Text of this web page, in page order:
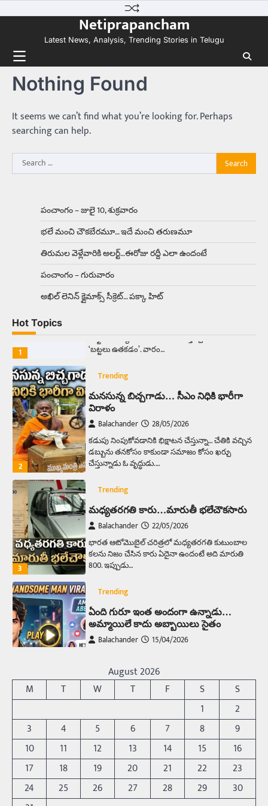
to
Netiprapancham
Latest News, Analysis, Trending Stories in Telugu
Nothing Found
It seems we can’t find what you’re looking for. Perhaps
searching can help.
Search
for:
పంచాంగం – జులై 10, శుక్రవారం
భలే మంచి చౌకబేరమూ… ఇదే మంచి తరుణమూ
తిరుమల వెళ్లేవారికి అలర్ట్‌…ఈరోజు రద్దీ ఎలా ఉందంటే
పంచాంగం – గురువారం
అఖిల్‌ లెనిన్ క్లైమాక్స్‌ సీక్రెట్‌… పక్కా హిట్‌
Hot Topics
కలను నిజం చేసిన కారు ఏదైనా ఉందంటే అది మారుతి
800. ఇప్పుడు…
4
Trending
ఏంది గురూ ఇంత అందంగా ఉన్నాడు…
అమ్మాయిలే కాదు అబ్బాయిలు సైతం
Balachander
అందమైన అమ్మాయిని పుత్తడి బొమ్మఅని లేదా బాపూ
బోమ్మ అని పిలుస్తాం. స్పెయిన్‌ అమ్మాయిలు చాలా
అందంగా ఉంటారనే నానుడి…
Balachander
ఉత్తర ప్రదేశ్‌లోని ఝాన్సీ జిల్లాలో ఒక వింతైన రోడ్డు
ప్రమాదం చోటుచేసుకుంది. ఝాన్సీ–కాన్పూర్ జాతీయ
రహదారిపై వేల సంఖ్యలో బీరు…
1
Trending
అక్కడ ఆదివారం బట్టలు ఉతికితే…జైలుకే
సాఫ్ట్‌వేర్ ఉద్యోగి వరకు అందరికీ గుర్తొచ్చే మొదటి పని
‘బట్టలు ఉతకడం’. వారం…
2
Trending
మనసున్న బిచ్చగాడు… సీఎం నిధికి భారీగా
విరాళం
Balachander 28/05/2026
కడుపు నింపుకోవడానికి భిక్షాటన చేస్తున్నా… చేతికి వచ్చిన
డబ్బును తనకోసం కాకుండా సమాజం కోసం ఖర్చు
చేస్తున్నాడు ఓ వృద్ధుడు.…
3
Trending
మధ్యతరగతి కారు…మారుతీ భలేచౌకసారు
Balachander 22/05/2026
భారత ఆటోమొబైల్ చరిత్రలో మధ్యతరగతి కుటుంబాల
కలను నిజం చేసిన కారు ఏదైనా ఉందంటే అది మారుతి
800. ఇప్పుడు…
4
Trending
ఏంది గురూ ఇంత అందంగా ఉన్నాడు…
అమ్మాయిలే కాదు అబ్బాయిలు సైతం
Balachander 15/04/2026
బోమ్మ అని పిలుస్తాం. స్పెయిన్‌ అమ్మాయిలు చాలా
అందంగా ఉంటారనే నానుడి…
5
రోడ్డుపై ఏరులై పారిన బీర్లు… ఘాటుతో
మండుతున్న నోర్లు
Balachander 15/04/2026
ఉత్తర ప్రదేశ్‌లోని ఝాన్సీ జిల్లాలో ఒక వింతైన రోడ్డు
ప్రమాదం చోటుచేసుకుంది. ఝాన్సీ–కాన్పూర్ జాతీయ
రహదారిపై వేల సంఖ్యలో బీరు…
August 2026
M
T W T F S
S
1
2
3
4 5 6 7 8
9
10
11 12 13 14 15
16
17
18 19 20 21 22
23
24
25 26 27 28 29
30